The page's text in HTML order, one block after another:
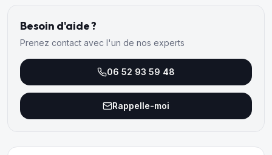
Besoin d'aide ?
Prenez contact avec l'un de nos experts
06 52 93 59 48
Rappelle-moi